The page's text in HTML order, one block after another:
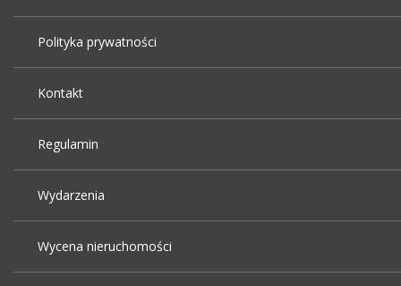
Polityka prywatności
Kontakt
Regulamin
Wydarzenia
Wycena nieruchomości